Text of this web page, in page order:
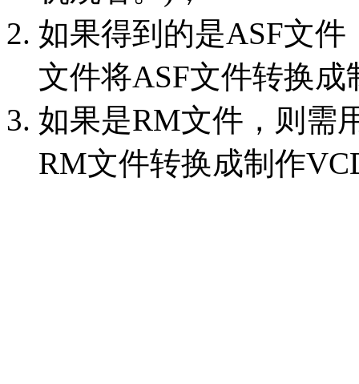
如果得到的是ASF文件
文件将ASF文件转换
如果是RM文件，则需
RM文件转换成制作